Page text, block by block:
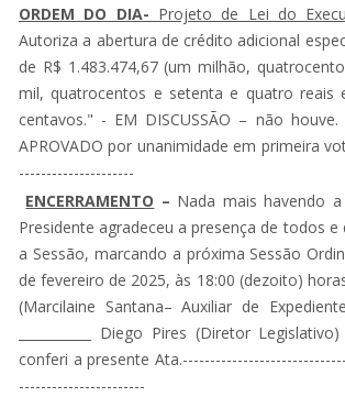
ORDEM DO DIA- Projeto de Lei do
Autoriza a abertura de crédito adicional
de R$ 1.483.474,67 (um milhão,
mil, quatrocentos e setenta e quatro reais
centavos." - EM DISCUSSÃO – não
APROVADO por unanimidade em primeira
---------------------
ENCERRAMENTO – Nada mais havendo
Presidente agradeceu a presença de todos e
a Sessão, marcando a próxima Sessão
de fevereiro de 2025, às 18:00 (dezoito)
(Marcilaine Santana– Auxiliar de
___________ Diego Pires (Diretor
conferi a presente
-----------------------